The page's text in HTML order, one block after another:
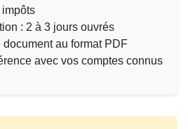
: 2 à 3 jours ouvrés
au format PDF
avec vos comptes connus